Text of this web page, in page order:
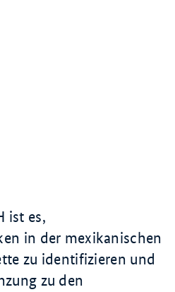
ist es,
in der mexikanischen
zu identifizieren und
zu den